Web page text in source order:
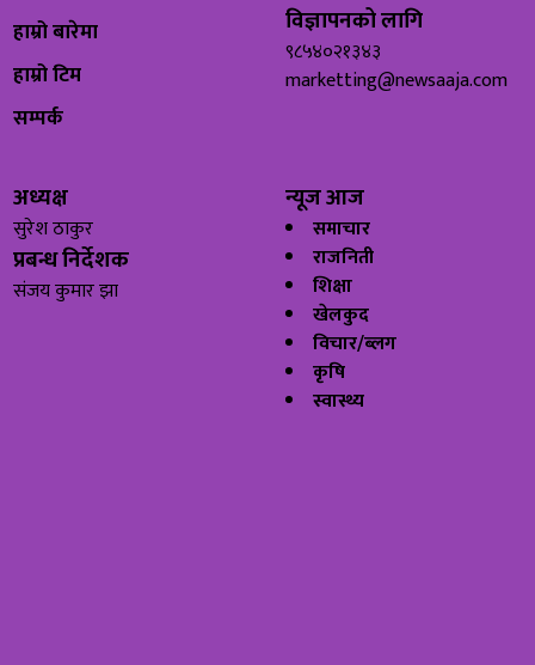
हाम्रो बारेमा
हाम्रो टिम
सम्पर्क
विज्ञापनको लागि
९८५४०२१३४३
marketting@newsaaja.com
अध्यक्ष
सुरेश ठाकुर
प्रबन्ध निर्देशक
संजय कुमार झा
न्यूज आज
समाचार
राजनिती
शिक्षा
खेलकुद
विचार/ब्लग
कृषि
स्वास्थ्य